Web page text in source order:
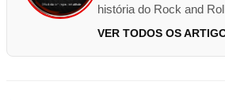
história do Rock and
VER TODOS OS